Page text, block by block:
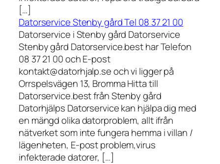
[…]
Datorservice Stenby gård Tel 08 37 21 00
Datorservice i Stenby gård Datorservice
Stenby gård Datorservice.best har Telefon
08 37 21 00 och E-post
kontakt@datorhjalp.se och vi ligger på
Orrspelsvägen 13, Bromma Hitta till
Datorservice.best från Stenby gård
Datorhjälps Datorservice kan hjälpa dig med
en mängd olika datorproblem, allt ifrån
nätverket som inte fungera hemma i villan /
lägenheten, E-post problem,virus
infekterade datorer, […]